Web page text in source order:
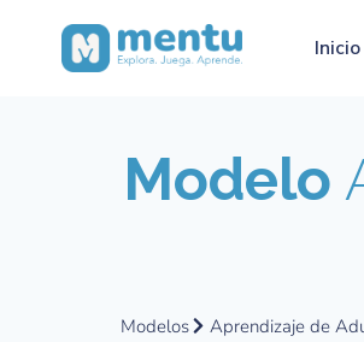
Inicio
Modelo
Modelos Aprendizaje de